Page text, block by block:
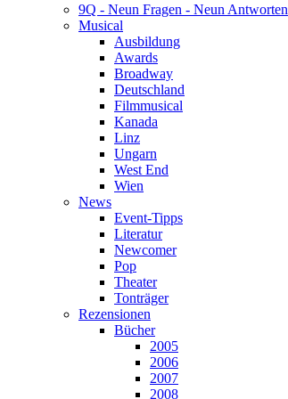
9Q - Neun Fragen - Neun Antworten
Musical
Ausbildung
Awards
Broadway
Deutschland
Filmmusical
Kanada
Linz
Ungarn
West End
Wien
News
Event-Tipps
Literatur
Newcomer
Pop
Theater
Tonträger
Rezensionen
Bücher
2005
2006
2007
2008